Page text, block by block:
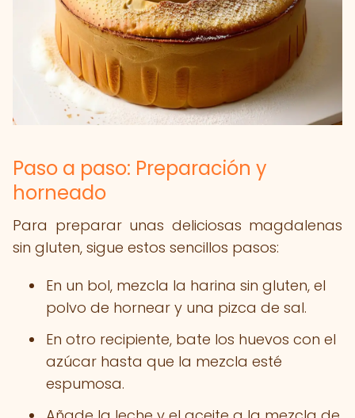
Paso a paso: Preparación y
horneado
Para preparar unas deliciosas magdalenas
sin gluten, sigue estos sencillos pasos:
En un bol, mezcla la harina sin gluten, el
polvo de hornear y una pizca de sal.
En otro recipiente, bate los huevos con el
azúcar hasta que la mezcla esté
espumosa.